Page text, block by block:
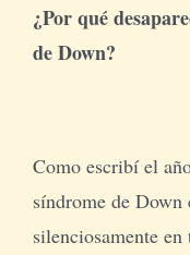
¿Por qué
de Down?
Como escribí el
síndrome de Down
silenciosamente